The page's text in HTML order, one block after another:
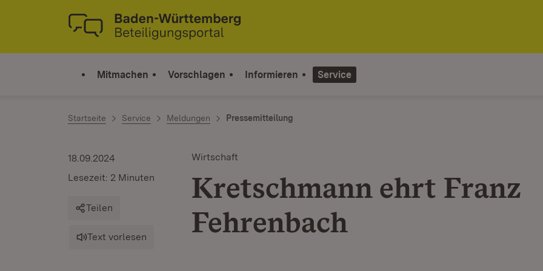
Zum Inhalt springen
Link zur Startseite
Mitmachen Vorschlagen Informieren Service
Startseite Service Meldungen Pressemitteilung
Wirtschaft
Kretschmann ehrt Franz
Fehrenbach
18.09.2024
Lesezeit: 2 Minuten
Teilen
Text vorlesen